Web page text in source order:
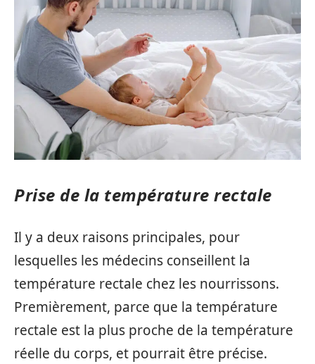
Prise de la température rectale
Il y a deux raisons principales, pour
lesquelles les médecins conseillent la
température rectale chez les nourrissons.
Premièrement, parce que la température
rectale est la plus proche de la température
réelle du corps, et pourrait être précise.